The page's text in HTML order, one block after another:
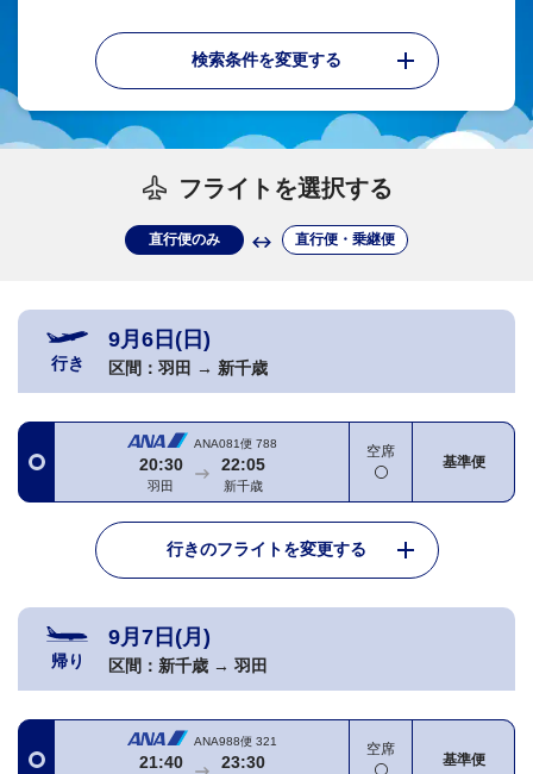
検索条件を変更する
フライトを選択する
直行便のみ 直行便・乗継便
行き
9月6日(日)
区間： 羽田 → 新千歳
ANA081便 788
20:30
羽田
22:05
新千歳
空席
基準便
行きのフライトを変更する
帰り
9月7日(月)
区間： 新千歳 → 羽田
ANA988便 321
21:40 23:30
空席
基準便